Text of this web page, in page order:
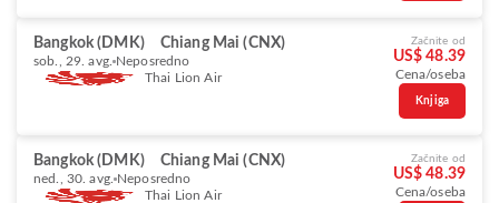
Bangkok (DMK) Chiang Mai (CNX)
sob., 29. avg. Neposredno
Thai Lion Air
Začnite od
US$ 48.39
Cena/oseba
Knjiga
Bangkok (DMK) Chiang Mai (CNX)
ned., 30. avg. Neposredno
Thai Lion Air
Začnite od
US$ 48.39
Cena/oseba